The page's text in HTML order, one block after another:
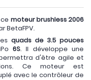
moteur brushless 2006
BetaFPV.
quads de 3.5 pouces
6S. Il développe une
d'être agile et
Ce moteur est
avec le contrôleur de